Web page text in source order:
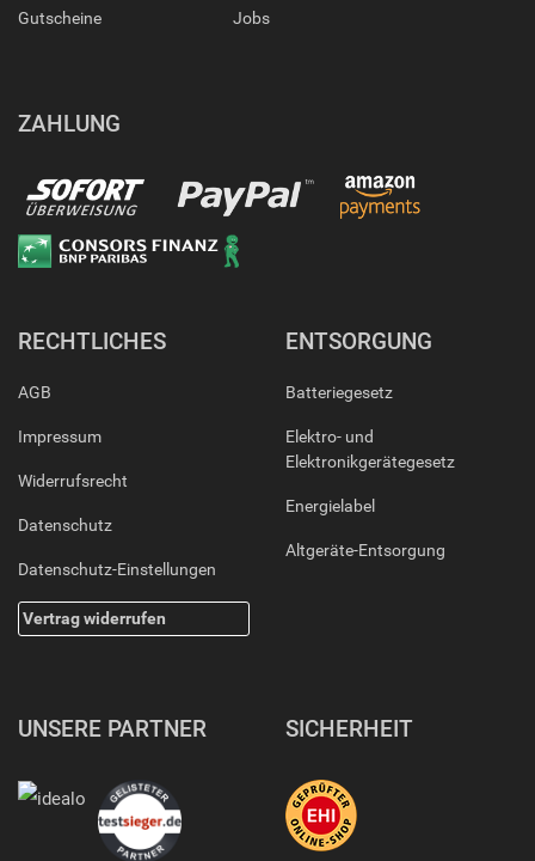
Gutscheine Jobs
ZAHLUNG
RECHTLICHES
AGB
Impressum
Widerrufsrecht
Datenschutz
Datenschutz-Einstellungen
Vertrag widerrufen
ENTSORGUNG
Batteriegesetz
Elektro- und
Elektronikgerätegesetz
Energielabel
Altgeräte-Entsorgung
UNSERE PARTNER SICHERHEIT